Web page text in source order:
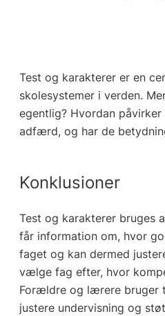
Test og karakterer er en
skolesystemer i verden.
egentlig? Hvordan
adfærd, og har de
Konklusioner
Test og karakterer bruges
får information om, hvor
faget og kan dermed
vælge fag efter, hvor
Forældre og lærere bruger
justere undervisning og